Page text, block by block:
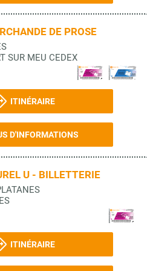
DE PROSE
SUR MEU CEDEX
ITINÉRAIRE
D'INFORMATIONS
U - BILLETTERIE
ITINÉRAIRE